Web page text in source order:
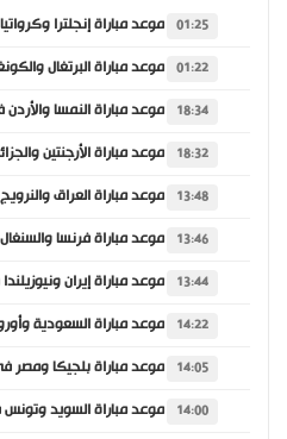
01:25
01:22
18:34
18:32
13:48
13:46
13:44
14:22
14:05
14:00